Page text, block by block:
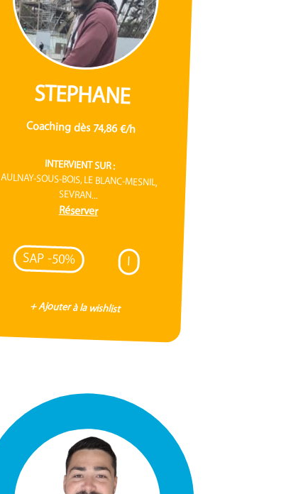
STEPHANE
Coaching dès 74,86 €/h
INTERVIENT SUR :
AULNAY-SOUS-BOIS, LE BLANC-MESNIL,
SEVRAN...
Réserver
SAP -50% I
+ Ajouter à la wishlist